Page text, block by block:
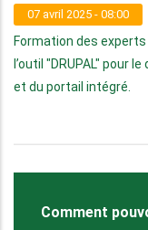
07 avril 2025 - 08:00
Formation des experts
l’outil "DRUPAL" pour
et du portail intégré.
Comment